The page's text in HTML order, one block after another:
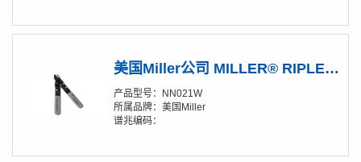
美国Miller公司 MILLER® RIPLEY® NN021W系列无刻痕剥线钳
产品型号：NN021W
所属品牌：美国Miller
谱兆编码：